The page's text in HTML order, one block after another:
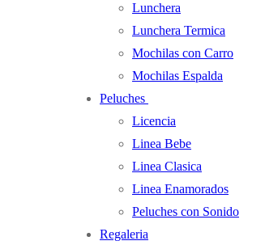
Lunchera
Lunchera Termica
Mochilas con Carro
Mochilas Espalda
Peluches
Licencia
Linea Bebe
Linea Clasica
Linea Enamorados
Peluches con Sonido
Regaleria